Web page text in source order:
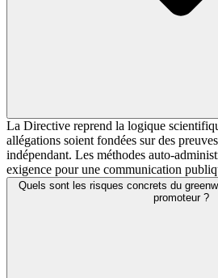
La Directive reprend la logique
allégations soient fondées sur des
indépendant. Les méthodes auto-
exigence pour une communication
Quels sont les risques concrets du
promoteur ?